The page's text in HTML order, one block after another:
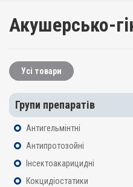
Акушерсько-
Усі товари
Групи препаратів
Антигельмінтні
Антипротозойні
Інсектоакарицидні
Кокцидіостатики